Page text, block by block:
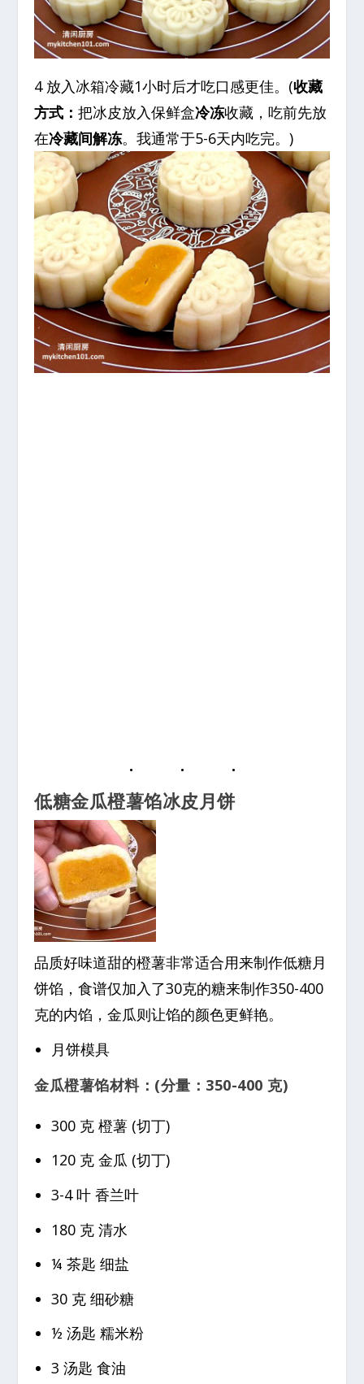
4 放入冰箱冷藏1小时后才吃口感更佳。(收藏
方式：把冰皮放入保鲜盒冷冻收藏，吃前先放
在冷藏间解冻。我通常于5-6天内吃完。)
低糖金瓜橙薯馅冰皮月饼
品质好味道甜的橙薯非常适合用来制作低糖月
饼馅，食谱仅加入了30克的糖来制作350-400
克的内馅，金瓜则让馅的颜色更鲜艳。
月饼模具
金瓜橙薯馅材料：(分量：350-400 克)
300 克 橙薯 (切丁)
120 克 金瓜 (切丁)
3-4 叶 香兰叶
180 克 清水
¼ 茶匙 细盐
30 克 细砂糖
½ 汤匙 糯米粉
3 汤匙 食油